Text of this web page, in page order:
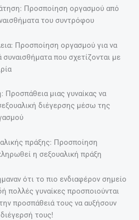
Προσποίηση οργασμού από
του συντρόφου
Προσποίηση οργασμού για να
που σχετίζονται με
Προσπάθεια μιας γυναίκας να
διέγερσης μέσω της
πράξης: Προσποίηση
η σεξουαλική πράξη
ότι το πιο ενδιαφέρον σημείο
πολλές γυναίκες προσποιούνται
προσπάθειά τους να αυξήσουν
τους!